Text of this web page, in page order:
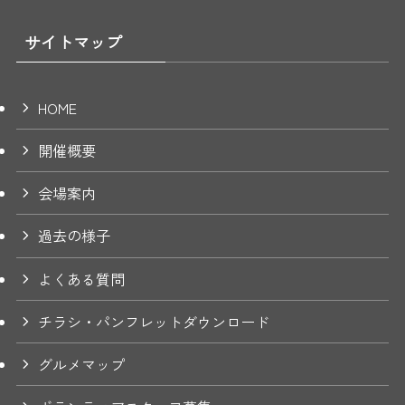
サイトマップ
HOME
開催概要
会場案内
過去の様子
よくある質問
チラシ・パンフレットダウンロード
グルメマップ